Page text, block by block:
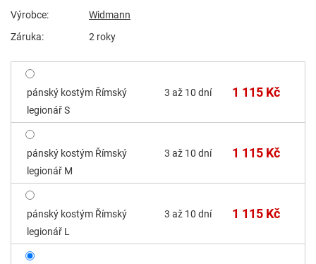
Výrobce:
Widmann
Záruka:
2 roky
pánský kostým Římský
legionář S
3 až 10 dní 1 115 Kč
pánský kostým Římský
legionář M
3 až 10 dní 1 115 Kč
pánský kostým Římský
legionář L
3 až 10 dní 1 115 Kč